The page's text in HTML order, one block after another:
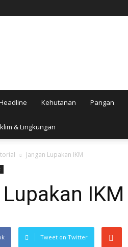
Kehutanan Pangan
& Lingkungan
Jangan Lupakan IKM
IKM
Tweet on Twitter